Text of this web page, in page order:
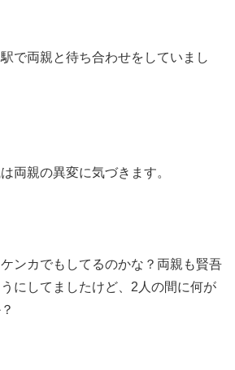
で両親と待ち合わせをしていまし
両親の異変に気づきます。
ンカでもしてるのかな？両親も賢吾
にしてましたけど、2人の間に何が